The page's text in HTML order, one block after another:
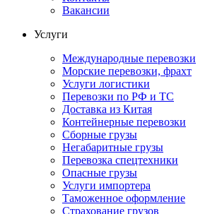
Вакансии
Услуги
Международные перевозки
Морские перевозки, фрахт
Услуги логистики
Перевозки по РФ и ТС
Доставка из Китая
Контейнерные перевозки
Сборные грузы
Негабаритные грузы
Перевозка спецтехники
Опасные грузы
Услуги импортера
Таможенное оформление
Страхование грузов